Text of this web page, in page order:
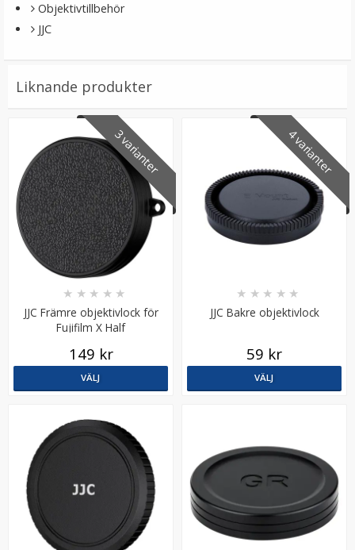
LÄGG I VARUKORG
K&F Concept Rengöringspenna för optik
69 kr
Objektivtillbehör
JJC
Liknande produkter
3 varianter
JJC Främre objektivlock för
Fujifilm X Half
★ ★ ★ ★ ★
149 kr
VÄLJ
4 varianter
JJC Bakre objektivlock
★ ★ ★ ★ ★
59 kr
VÄLJ